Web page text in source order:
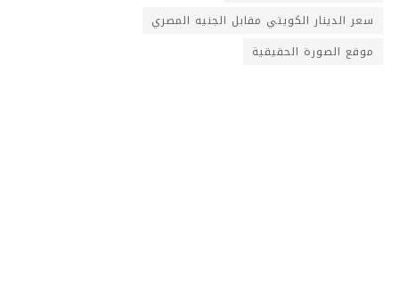
سعر الدينار الكويتي مقابل الجنيه المصري
موقع الصورة الحقيقية